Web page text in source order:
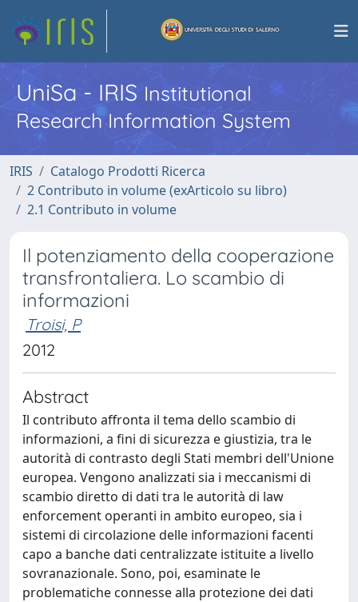
UniSa - IRISInstitutional
Research Information System
IRIS
Catalogo Prodotti Ricerca
2 Contributo in volume (exArticolo su libro)
2.1 Contributo in volume
Il potenziamento della cooperazione
transfrontaliera. Lo scambio di
informazioni
Troisi, P
2012
Abstract
Il contributo affronta il tema dello scambio di
informazioni, a fini di sicurezza e giustizia, tra le
autorità di contrasto degli Stati membri dell'Unione
europea. Vengono analizzati sia i meccanismi di
scambio diretto di dati tra le autorità di law
enforcement operanti in ambito europeo, sia i
sistemi di circolazione delle informazioni facenti
capo a banche dati centralizzate istituite a livello
sovranazionale. Sono, poi, esaminate le
problematiche connesse alla protezione dei dati